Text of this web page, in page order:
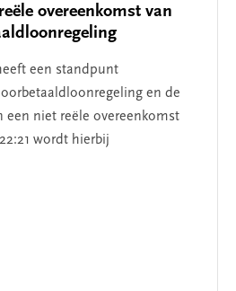
overeenkomst van
een standpunt
en de
een niet reële overeenkomst
wordt hierbij